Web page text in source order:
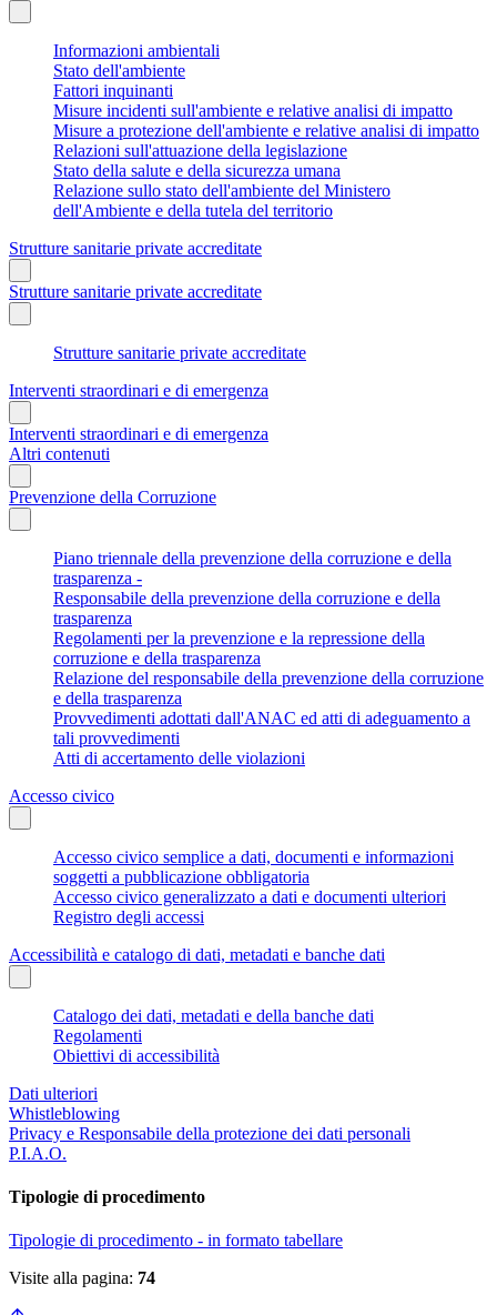
Informazioni ambientali
Stato dell'ambiente
Fattori inquinanti
Misure incidenti sull'ambiente e relative analisi di impatto
Misure a protezione dell'ambiente e relative analisi di impatto
Relazioni sull'attuazione della legislazione
Stato della salute e della sicurezza umana
Relazione sullo stato dell'ambiente del Ministero
dell'Ambiente e della tutela del territorio
Strutture sanitarie private accreditate
Strutture sanitarie private accreditate
Strutture sanitarie private accreditate
Interventi straordinari e di emergenza
Interventi straordinari e di emergenza
Altri contenuti
Prevenzione della Corruzione
Piano triennale della prevenzione della corruzione e della
trasparenza -
Responsabile della prevenzione della corruzione e della
trasparenza
Regolamenti per la prevenzione e la repressione della
corruzione e della trasparenza
Relazione del responsabile della prevenzione della corruzione
e della trasparenza
Provvedimenti adottati dall'ANAC ed atti di adeguamento a
tali provvedimenti
Atti di accertamento delle violazioni
Accesso civico
Accesso civico semplice a dati, documenti e informazioni
soggetti a pubblicazione obbligatoria
Accesso civico generalizzato a dati e documenti ulteriori
Registro degli accessi
Accessibilità e catalogo di dati, metadati e banche dati
Catalogo dei dati, metadati e della banche dati
Regolamenti
Obiettivi di accessibilità
Dati ulteriori
Whistleblowing
Privacy e Responsabile della protezione dei dati personali
P.I.A.O.
Tipologie di procedimento
Tipologie di procedimento - in formato tabellare
Visite alla pagina: 74